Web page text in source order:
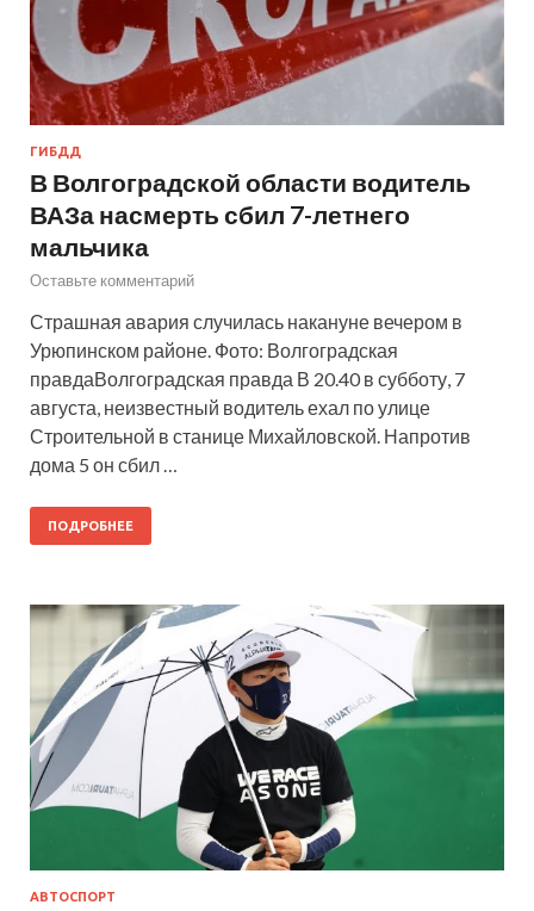
ГИБДД
В Волгоградской области водитель
ВАЗа насмерть сбил 7-летнего
мальчика
Оставьте комментарий
Страшная авария случилась накануне вечером в
Урюпинском районе. Фото: Волгоградская
правдаВолгоградская правда В 20.40 в субботу, 7
августа, неизвестный водитель ехал по улице
Строительной в станице Михайловской. Напротив
дома 5 он сбил …
ПОДРОБНЕЕ
АВТОСПОРТ